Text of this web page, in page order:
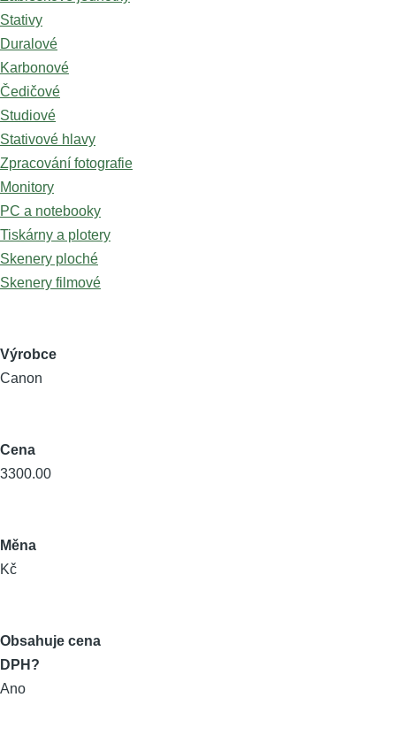
Stativy
Duralové
Karbonové
Čedičové
Studiové
Stativové hlavy
Zpracování fotografie
Monitory
PC a notebooky
Tiskárny a plotery
Skenery ploché
Skenery filmové
Výrobce
Canon
Cena
3300.00
Měna
Kč
Obsahuje cena
DPH?
Ano